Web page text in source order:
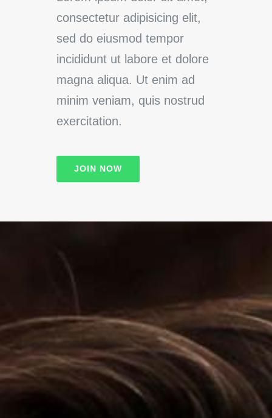
consectetur adipisicing elit,
sed do eiusmod tempor
incididunt ut labore et dolore
magna aliqua. Ut enim ad
minim veniam, quis nostrud
exercitation.
JOIN NOW